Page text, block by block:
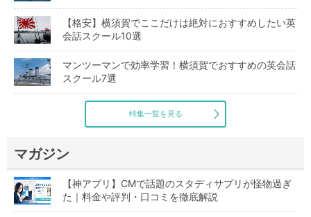
【格安】横須賀でここだけは絶対におすすめしたい英
会話スクール10選
マンツーマンで効率学習！横須賀でおすすめの英会話
スクール7選
特集一覧を見る
マガジン
【神アプリ】CMで話題のスタディサプリが怪物過ぎ
た｜料金や評判・口コミを徹底解説